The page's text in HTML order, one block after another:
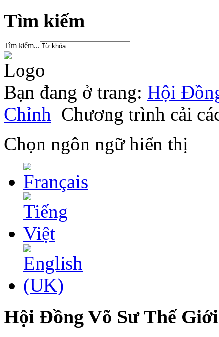
Tìm kiếm
Tìm kiếm...
Bạn đang ở trang: Hội
Chỉnh Chương trình cải
Chọn ngôn ngữ hiển thị
Hội Đồng Võ Sư Thế Giới